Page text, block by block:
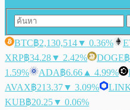
BTC฿2,130,514▼ 0.36%
XRP฿34.28▼ 2.42% DOGE
1.59%
ADA฿6.66 ▲ 4.99%
AVAX฿213.37▼ 3.09%
KUB฿20.25▼ 0.06%